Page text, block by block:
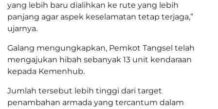
yang lebih baru dialihkan ke rute yang lebih
panjang agar aspek keselamatan tetap terjaga,”
ujarnya.
Galang mengungkapkan, Pemkot Tangsel telah
mengajukan hibah sebanyak 13 unit kendaraan
kepada Kemenhub.
Jumlah tersebut lebih tinggi dari target
penambahan armada yang tercantum dalam